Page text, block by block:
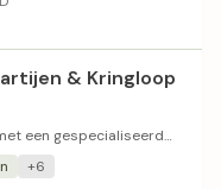
& Kringloop
een gespecialiseerd
+6